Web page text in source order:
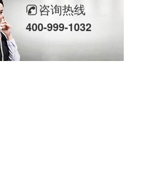
咨询热线
400-999-1032